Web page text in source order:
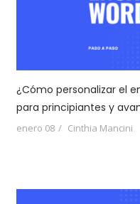
¿Cómo personalizar el
para principiantes y
enero 08 Cinthia Mancini